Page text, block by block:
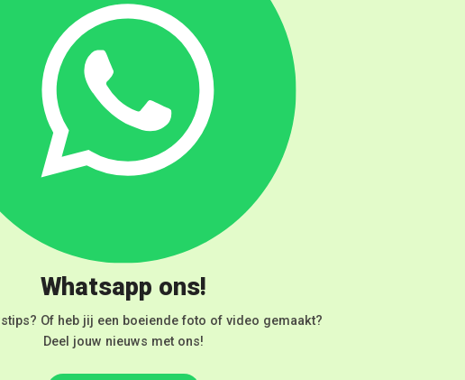
Whatsapp ons!
Of heb jij een boeiende foto of video gemaakt?
Deel jouw nieuws met ons!